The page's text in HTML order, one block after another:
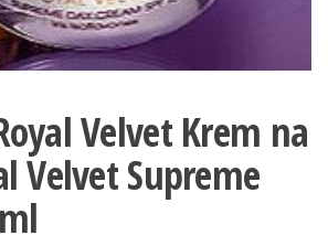
Velvet Krem na
Velvet Supreme